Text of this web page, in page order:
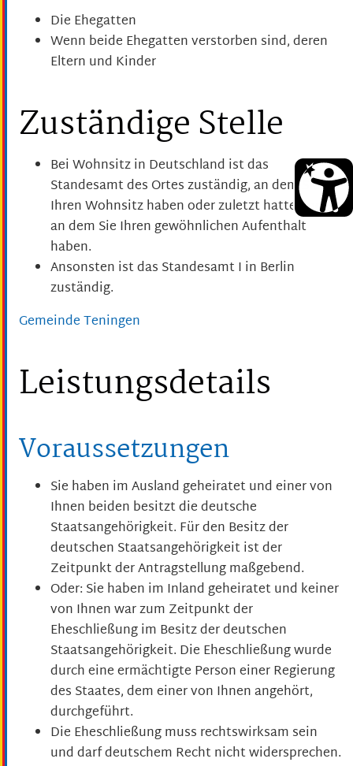
Die Ehegatten
Wenn beide Ehegatten verstorben sind, deren
Eltern und Kinder
Zuständige Stelle
Bei Wohnsitz in Deutschland ist das
Standesamt des Ortes zuständig, an dem Sie
Ihren Wohnsitz haben oder zuletzt hatten oder
an dem Sie Ihren gewöhnlichen Aufenthalt
haben.
Ansonsten ist das Standesamt I in Berlin
zuständig.
Gemeinde Teningen
Leistungsdetails
Voraussetzungen
Sie haben im Ausland geheiratet und einer von
Ihnen beiden besitzt die deutsche
Staatsangehörigkeit. Für den Besitz der
deutschen Staatsangehörigkeit ist der
Zeitpunkt der Antragstellung maßgebend.
Oder: Sie haben im Inland geheiratet und keiner
von Ihnen war zum Zeitpunkt der
Eheschließung im Besitz der deutschen
Staatsangehörigkeit. Die Eheschließung wurde
durch eine ermächtigte Person einer Regierung
des Staates, dem einer von Ihnen angehört,
durchgeführt.
Die Eheschließung muss rechtswirksam sein
und darf deutschem Recht nicht widersprechen.